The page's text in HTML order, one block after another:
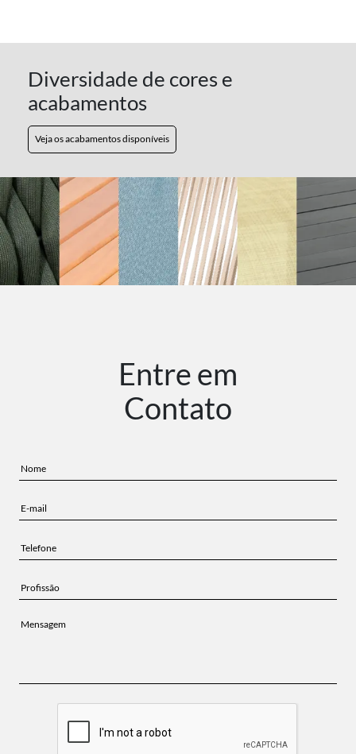
Diversidade de cores e
acabamentos
Veja os acabamentos disponíveis
Entre em
Contato